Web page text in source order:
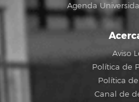
Agenda
Aviso
Política de
Política
Canal de